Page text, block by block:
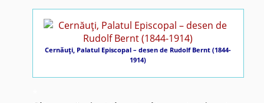
Cernăuţi, Palatul Episcopal – desen de Rudolf Bernt (1844-
1914)